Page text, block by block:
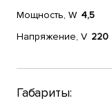
Мощность, W 4,5
Напряжение, V 220
Габариты: